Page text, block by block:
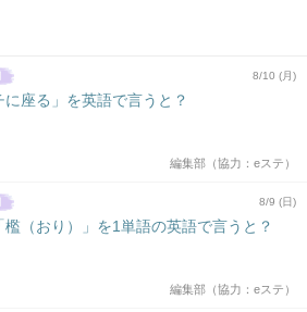
8/10 (月)
に座る」を英語で言うと？
編集部（協力：eステ）
8/9 (日)
檻（おり）」を1単語の英語で言うと？
編集部（協力：eステ）